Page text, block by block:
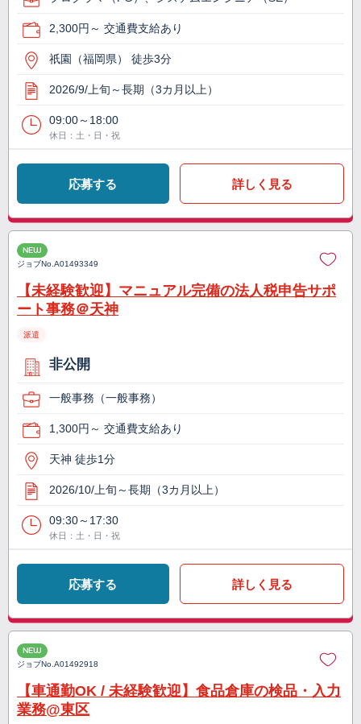
2,300円～ 交通費支給あり
祇園（福岡県） 徒歩3分
2026/9/上旬～長期（3カ月以上）
09:00～18:00
休日：土・日・祝
応募する 詳しく見る
NEW
ジョブNo.A01493349
【未経験歓迎】マニュアル完備の法人税申告サポ
ート事務＠天神
派遣
非公開
一般事務（一般事務）
1,300円～ 交通費支給あり
天神 徒歩1分
2026/10/上旬～長期（3カ月以上）
09:30～17:30
休日：土・日・祝
応募する 詳しく見る
NEW
ジョブNo.A01492918
【車通勤OK / 未経験歓迎】食品倉庫の検品・入力
業務@東区